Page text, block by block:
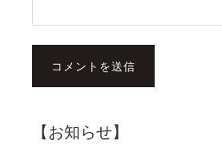
【お知らせ】